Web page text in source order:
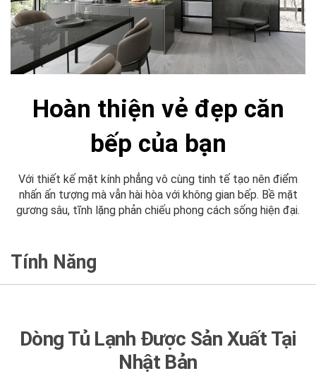
Hoàn thiện vẻ đẹp căn
bếp của bạn
Với thiết kế mặt kính phẳng vô cùng tinh tế tạo nên điểm
nhấn ấn tượng mà vẫn hài hòa với không gian bếp. Bề mặt
gương sâu, tĩnh lặng phản chiếu phong cách sống hiện đại.
Tính Năng
Dòng Tủ Lạnh Được Sản Xuất Tại
Nhật Bản